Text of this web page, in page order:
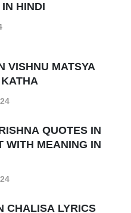
HINDI
VISHNU MATSYA
QUOTES IN
WITH MEANING IN
CHALISA LYRICS